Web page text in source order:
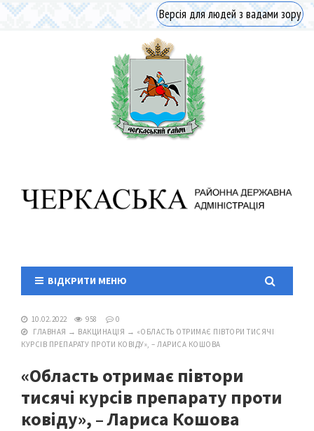
Версія для людей з вадами зору
ВІДКРИТИ МЕНЮ
10.02.2022 958
0
ГЛАВНАЯ → ВАКЦИНАЦІЯ → «ОБЛАСТЬ ОТРИМАЄ ПІВТОРИ ТИСЯЧІ
КУРСІВ ПРЕПАРАТУ ПРОТИ КОВІДУ», – ЛАРИСА КОШОВА
«Область отримає півтори
тисячі курсів препарату проти
ковіду», – Лариса Кошова